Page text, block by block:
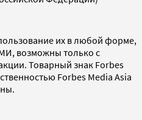
их в любой форме,
возможны только с
Товарный знак Forbes
Forbes Media Asia